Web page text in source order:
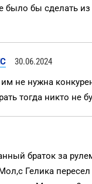
было бы сделать
30.06.2024
не нужна
тогда никто не
браток за
Гелика